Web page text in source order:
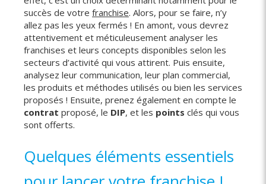
succès de votre franchise. Alors, pour se faire, n’y
allez pas les yeux fermés ! En amont, vous devrez
attentivement et méticuleusement analyser les
franchises et leurs concepts disponibles selon les
secteurs d’activité qui vous attirent. Puis ensuite,
analysez leur communication, leur plan commercial,
les produits et méthodes utilisés ou bien les services
proposés ! Ensuite, prenez également en compte le
contrat proposé, le DIP, et les points clés qui vous
sont offerts.
Quelques éléments essentiels